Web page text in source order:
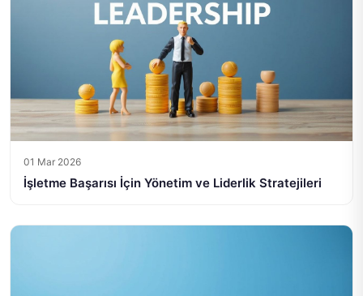
01 Mar 2026
İşletme Başarısı İçin Yönetim ve Liderlik Stratejileri